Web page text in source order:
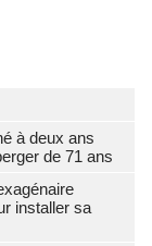
à deux ans
de 71 ans
installer sa